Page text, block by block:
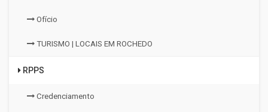
Ofício
TURISMO | LOCAIS EM ROCHEDO
RPPS
Credenciamento